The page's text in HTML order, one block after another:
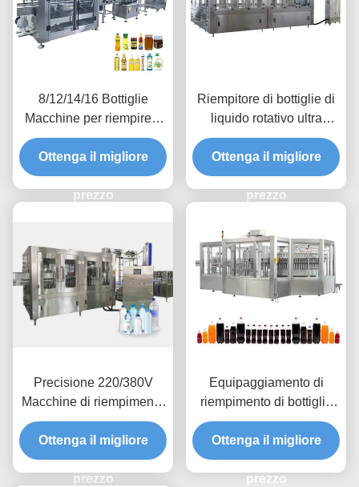
8/12/14/16 Bottiglie
Macchine per riempire e
coprire le bottiglie liquide
con certificato GMP
Ottenga il migliore
prezzo
Riempitore di bottiglie di
liquido rotativo ultra
preciso 220 / 380V
Ottenga il migliore
prezzo
Precisione 220/380V
Macchine di riempimento
di acqua in bottiglia
Precisione di
riempimento < 1%
Ottenga il migliore
prezzo
Equipaggiamento di
riempimento di bottiglie
liquide ad alta precisione
0,2-2,5L
Ottenga il migliore
prezzo